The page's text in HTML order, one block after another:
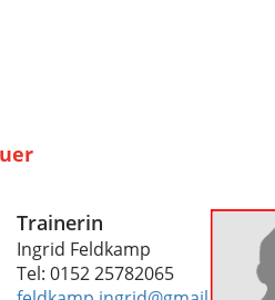
Trainerin
Ingrid Feldkamp
Tel: 0152 25782065